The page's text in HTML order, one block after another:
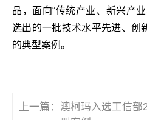
品，面向“传统产业、新兴产
选出的一批技术水平先进、创
的典型案例。
上一篇： 澳柯玛入选工信部